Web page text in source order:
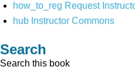
how_to_reg Request
hub Instructor Commons
Search
Search this book